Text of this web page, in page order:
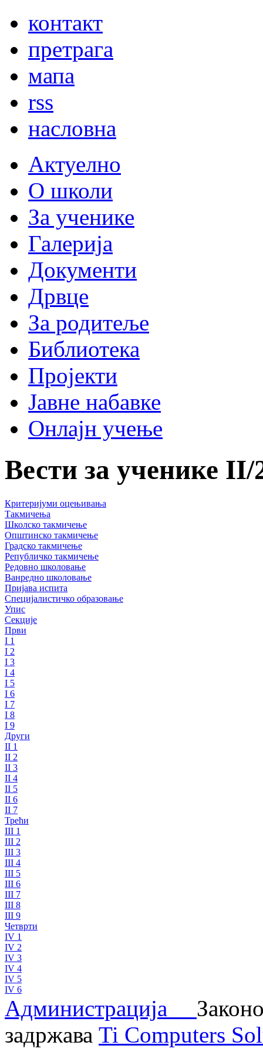
контакт
претрага
мапа
rss
насловна
Актуелно
О школи
За ученике
Галерија
Документи
Дрвце
За родитеље
Библиотека
Пројекти
Јавне набавке
Онлајн учење
Вести за ученике II/
Критеријуми оцењивања
Такмичења
Школско такмичење
Општинско такмичење
Градско такмичење
Републичко такмичење
Редовно школовање
Ванредно школовање
Пријава испита
Специјалистичко образовање
Упис
Секције
Први
I 1
I 2
I 3
I 4
I 5
I 6
I 7
I 8
I 9
Други
II 1
II 2
II 3
II 4
II 5
II 6
II 7
Трећи
III 1
III 2
III 3
III 4
III 5
III 6
III 7
III 8
III 9
Четврти
IV 1
IV 2
IV 3
IV 4
IV 5
IV 6
Администрација
задржава Ti Computers